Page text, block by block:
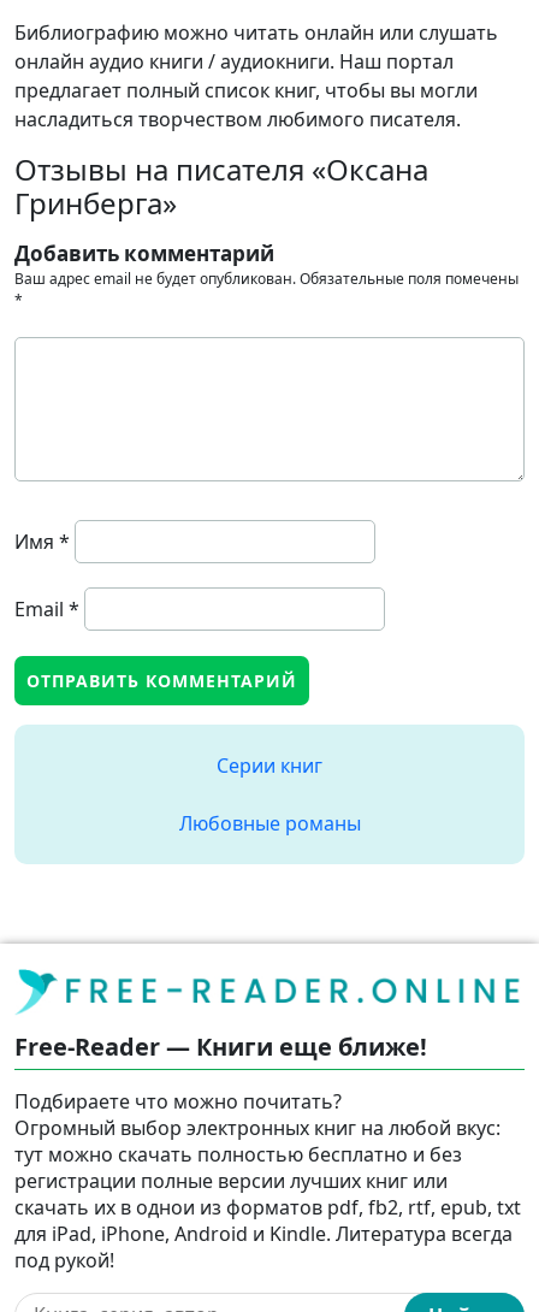
Библиографию можно читать онлайн или слушать
онлайн аудио книги / аудиокниги. Наш портал
предлагает полный список книг, чтобы вы могли
насладиться творчеством любимого писателя.
Отзывы на писателя «Оксана
Гринберга»
Добавить комментарий
Ваш адрес email не будет опубликован.Обязательные поля помечены
*
Имя *
Email *
Серии книг
Любовные романы
Free-Reader — Книги еще ближе!
Подбираете что можно почитать?
Огромный выбор электронных книг на любой вкус:
тут можно скачать полностью бесплатно и без
регистрации полные версии лучших книг или
скачать их в однои из форматов pdf, fb2, rtf, epub, txt
для iPad, iPhone, Android и Kindle. Литература всегда
под рукой!